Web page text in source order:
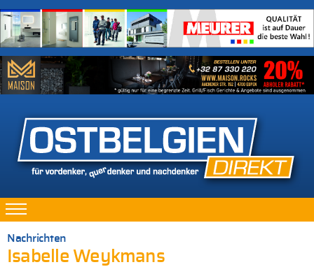
Nachrichten
Isabelle Weykmans